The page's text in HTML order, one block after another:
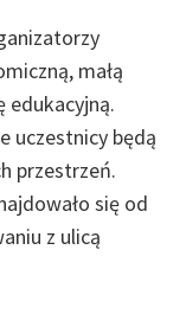
małą
edukacyjną.
uczestnicy będą
przestrzeń.
się od
z ulicą